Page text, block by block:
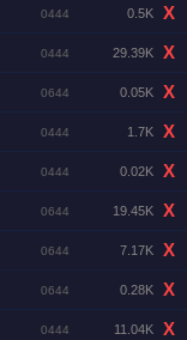
0444 0.5K
X
0444 29.39K
X
0644 0.05K
X
0444 1.7K
X
0444 0.02K
X
0644 19.45K
X
0644 7.17K
X
0644 0.28K
X
0444 11.04K
X